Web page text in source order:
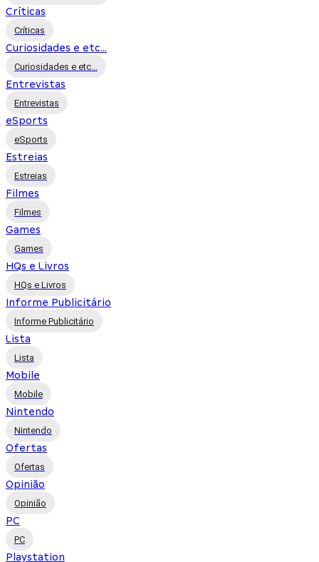
Críticas
Críticas
Curiosidades e etc...
Curiosidades e etc...
Entrevistas
Entrevistas
eSports
eSports
Estreias
Estreias
Filmes
Filmes
Games
Games
HQs e Livros
HQs e Livros
Informe Publicitário
Informe Publicitário
Lista
Lista
Mobile
Mobile
Nintendo
Nintendo
Ofertas
Ofertas
Opinião
Opinião
PC
PC
Playstation